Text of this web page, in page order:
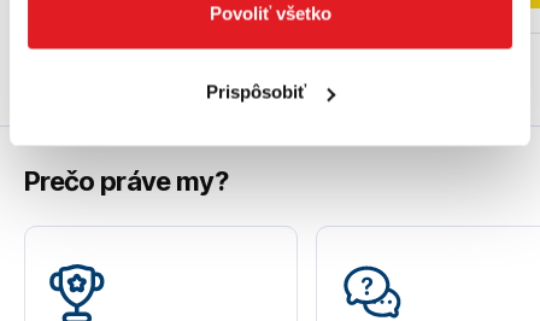
Povoliť všetko
Prispôsobiť
Prečo práve my?